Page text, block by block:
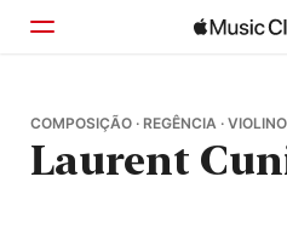
Início
Explorar
COMPOSIÇÃO · REGÊNCIA ·
Laurent